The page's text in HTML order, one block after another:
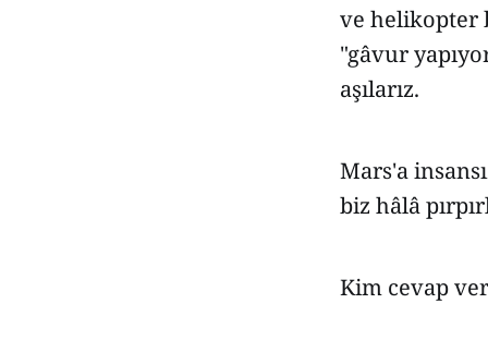
ve helikopter
"gâvur
aşılarız.
Mars'a
biz hâlâ
Kim cevap